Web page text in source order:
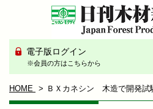
電子版ログイン
※会員の方はこちらから
HOME ＢＸカネシン 木造で開発試